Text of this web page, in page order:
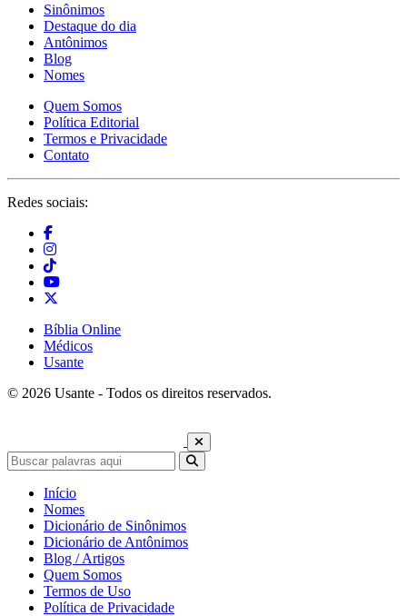
Sinônimos
Destaque do dia
Antônimos
Blog
Nomes
Quem Somos
Política Editorial
Termos e Privacidade
Contato
Redes sociais:
Bíblia Online
Médicos
Usante
© 2026 Usante - Todos os direitos reservados.
Início
Nomes
Dicionário de Sinônimos
Dicionário de Antônimos
Blog / Artigos
Quem Somos
Termos de Uso
Política de Privacidade